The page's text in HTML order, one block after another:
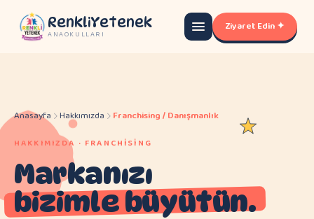
RenkliYetenek
ANAOKULLARI
Ziyaret Edin ✦
Anasayfa Hakkımızda Franchising / Danışmanlık
HAKKIMIZDA · FRANCHISING
Markanızı
bizimle büyütün.